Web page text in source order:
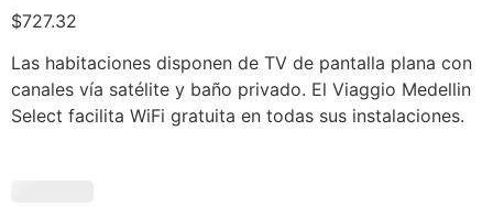
$727.32
Las habitaciones disponen de TV de pantalla plana con
canales vía satélite y baño privado. El Viaggio Medellin
Select facilita WiFi gratuita en todas sus instalaciones.